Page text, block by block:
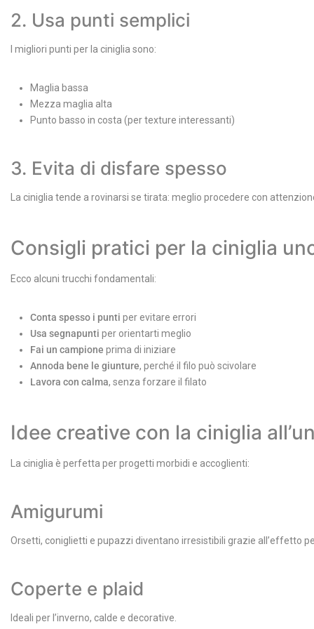
2. Usa punti semplici
I migliori punti per la ciniglia sono:
Maglia bassa
Mezza maglia alta
Punto basso in costa (per texture interessanti)
3. Evita di disfare spesso
La ciniglia tende a rovinarsi se tirata: meglio procedere con
Consigli pratici per la ciniglia
Ecco alcuni trucchi fondamentali:
Conta spesso i punti per evitare errori
Usa segnapunti per orientarti meglio
Fai un campione prima di iniziare
Annoda bene le giunture, perché il filo può scivolare
Lavora con calma, senza forzare il filato
Idee creative con la ciniglia
La ciniglia è perfetta per progetti morbidi e accoglienti:
Amigurumi
Orsetti, coniglietti e pupazzi diventano irresistibili grazie all’effetto
Coperte e plaid
Ideali per l’inverno, calde e decorative.